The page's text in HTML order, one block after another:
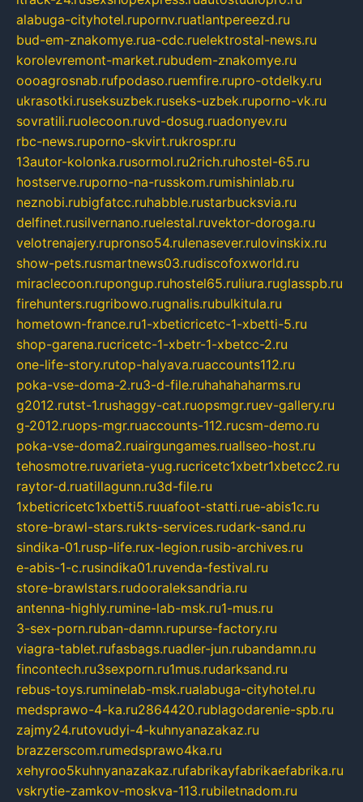
alabuga-cityhotel.rupornv.ruatlantpereezd.ru
bud-em-znakomye.rua-cdc.ruelektrostal-news.ru
korolevremont-market.rubudem-znakomye.ru
oooagrosnab.rufpodaso.ruemfire.rupro-otdelky.ru
ukrasotki.ruseksuzbek.ruseks-uzbek.ruporno-vk.ru
sovratili.ruolecoon.ruvd-dosug.ruadonyev.ru
rbc-news.ruporno-skvirt.rukrospr.ru
13autor-kolonka.rusormol.ru2rich.ruhostel-65.ru
hostserve.ruporno-na-russkom.rumishinlab.ru
neznobi.rubigfatcc.ruhabble.rustarbucksvia.ru
delfinet.rusilvernano.ruelestal.ruvektor-doroga.ru
velotrenajery.rupronso54.rulenasever.rulovinskix.ru
show-pets.rusmartnews03.rudiscofoxworld.ru
miraclecoon.rupongup.ruhostel65.ruliura.ruglasspb.ru
firehunters.rugribowo.rugnalis.rubulkitula.ru
hometown-france.ru1-xbeticricetc-1-xbetti-5.ru
shop-garena.rucricetc-1-xbetr-1-xbetcc-2.ru
one-life-story.rutop-halyava.ruaccounts112.ru
poka-vse-doma-2.ru3-d-file.ruhahahaharms.ru
g2012.rutst-1.rushaggy-cat.ruopsmgr.ruev-gallery.ru
g-2012.ruops-mgr.ruaccounts-112.rucsm-demo.ru
poka-vse-doma2.ruairgungames.ruallseo-host.ru
tehosmotre.ruvarieta-yug.rucricetc1xbetr1xbetcc2.ru
raytor-d.ruatillagunn.ru3d-file.ru
1xbeticricetc1xbetti5.ruuafoot-statti.rue-abis1c.ru
store-brawl-stars.rukts-services.rudark-sand.ru
sindika-01.rusp-life.rux-legion.rusib-archives.ru
e-abis-1-c.rusindika01.ruvenda-festival.ru
store-brawlstars.rudooraleksandria.ru
antenna-highly.rumine-lab-msk.ru1-mus.ru
3-sex-porn.ruban-damn.rupurse-factory.ru
viagra-tablet.rufasbags.ruadler-jun.rubandamn.ru
fincontech.ru3sexporn.ru1mus.rudarksand.ru
rebus-toys.ruminelab-msk.rualabuga-cityhotel.ru
medsprawo-4-ka.ru2864420.rublagodarenie-spb.ru
zajmy24.rutovudyi-4-kuhnyanazakaz.ru
brazzerscom.rumedsprawo4ka.ru
xehyroo5kuhnyanazakaz.rufabrikayfabrikaefabrika.ru
vskrytie-zamkov-moskva-113.rubiletnadom.ru